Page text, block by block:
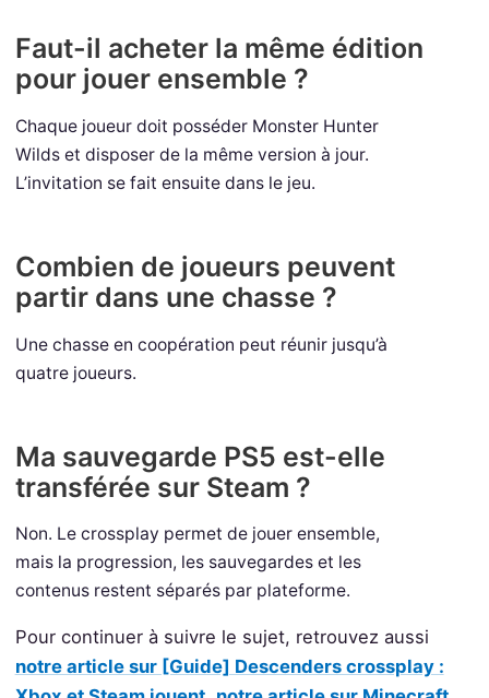
Faut-il acheter la même édition
pour jouer ensemble ?
Chaque joueur doit posséder Monster Hunter
Wilds et disposer de la même version à jour.
L’invitation se fait ensuite dans le jeu.
Combien de joueurs peuvent
partir dans une chasse ?
Une chasse en coopération peut réunir jusqu’à
quatre joueurs.
Ma sauvegarde PS5 est-elle
transférée sur Steam ?
Non. Le crossplay permet de jouer ensemble,
mais la progression, les sauvegardes et les
contenus restent séparés par plateforme.
Pour continuer à suivre le sujet, retrouvez aussi
notre article sur [Guide] Descenders crossplay :